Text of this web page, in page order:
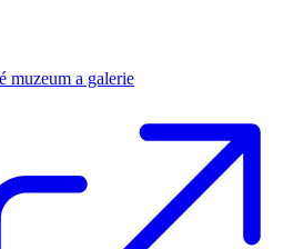
muzeum a galerie